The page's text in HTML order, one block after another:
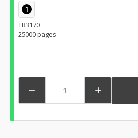
1
TB3170
25000 pages
 